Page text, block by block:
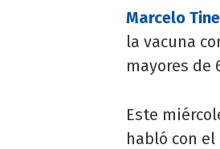
Marcelo
la vacuna
mayores de
Este
habló con